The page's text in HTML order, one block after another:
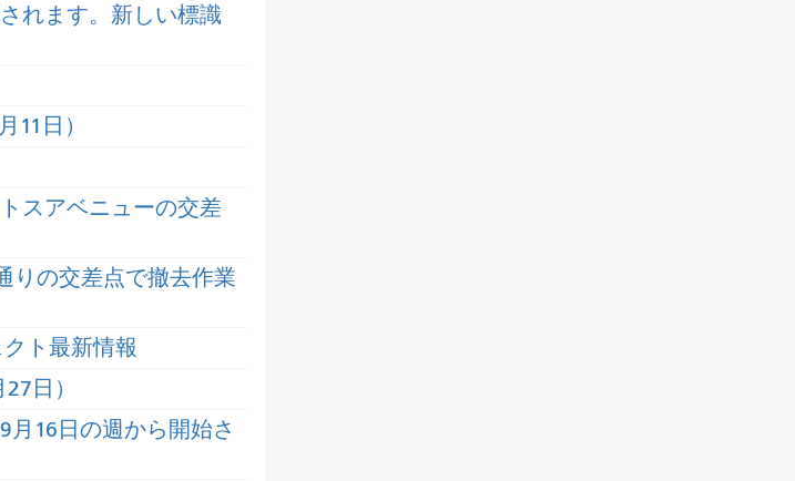
れます。新しい標識
11日）
スアベニューの交差
りの交差点で撤去作業
ト最新情報
日）
16日の週から開始さ